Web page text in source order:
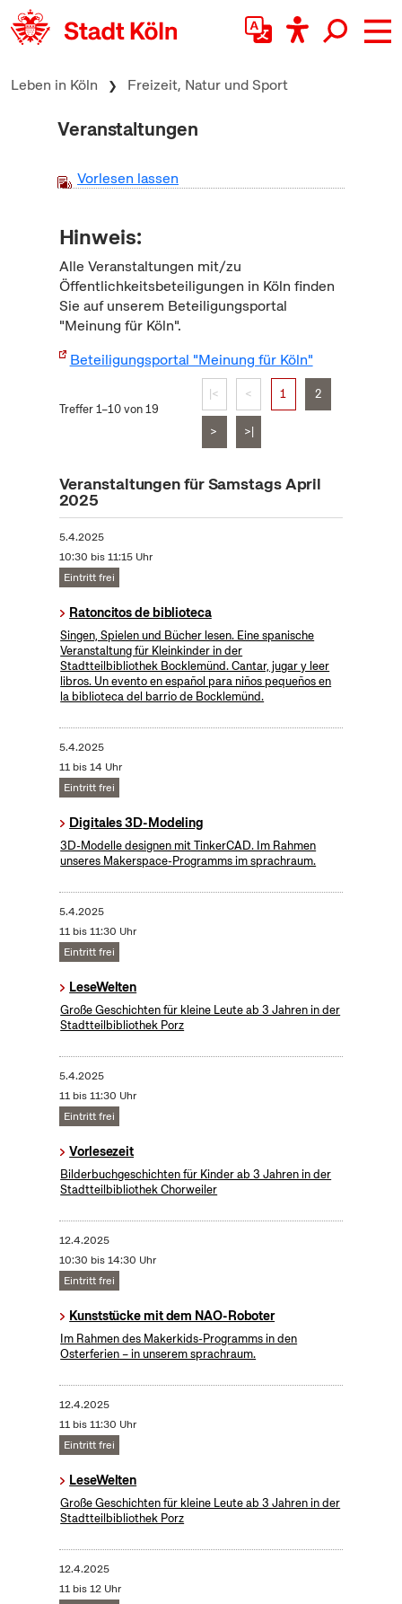
zum Inhalt springen
Leben in Köln Freizeit, Natur und Sport
Veranstaltungen
Vorlesen lassen
Hinweis:
Alle Veranstaltungen mit/zu
Öffentlichkeitsbeteiligungen in Köln finden
Sie auf unserem Beteiligungsportal
"Meinung für Köln".
Beteiligungsportal "Meinung für Köln"
Treffer 1–10 von 19
|< < 1 2
> >|
Veranstaltungen für Samstags April
2025
5.4.2025
10:30 bis 11:15 Uhr
Eintritt frei
Ratoncitos de biblioteca
Singen, Spielen und Bücher lesen. Eine spanische
Veranstaltung für Kleinkinder in der
Stadtteilbibliothek Bocklemünd. Cantar, jugar y leer
libros. Un evento en español para niños pequeños en
la biblioteca del barrio de Bocklemünd.
5.4.2025
11 bis 14 Uhr
Eintritt frei
Digitales 3D-Modeling
3D-Modelle designen mit TinkerCAD. Im Rahmen
unseres Makerspace-Programms im sprachraum.
5.4.2025
11 bis 11:30 Uhr
Eintritt frei
LeseWelten
Große Geschichten für kleine Leute ab 3 Jahren in der
Stadtteilbibliothek Porz
5.4.2025
11 bis 11:30 Uhr
Eintritt frei
Vorlesezeit
Bilderbuchgeschichten für Kinder ab 3 Jahren in der
Stadtteilbibliothek Chorweiler
12.4.2025
10:30 bis 14:30 Uhr
Eintritt frei
Kunststücke mit dem NAO-Roboter
Im Rahmen des Makerkids-Programms in den
Osterferien – in unserem sprachraum.
12.4.2025
11 bis 11:30 Uhr
Eintritt frei
LeseWelten
Große Geschichten für kleine Leute ab 3 Jahren in der
Stadtteilbibliothek Porz
12.4.2025
11 bis 12 Uhr